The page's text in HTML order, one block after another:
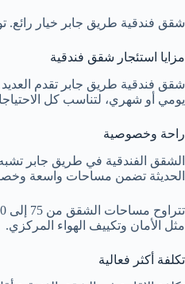
شقق فندقية طريق جابر خيار رائع.
مزايا استئجار شقق فندقية
شقق فندقية طريق جابر تقدم
يومي أو شهري، لتناسب كل
راحة وخصوصية
الشقق الفندقية في طريق جابر
الحديثة تضمن مساحات واسعة
تتراوح مساحات الشقق من 75 إلى 300 متر مربع. هذا يناسب مختلف الأذواق والاحتياجات
مثل الأمان وتكييف الهواء المركزي.
تكلفة أكثر فعالية